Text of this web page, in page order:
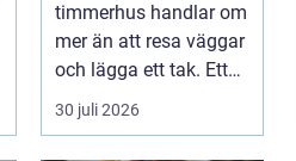
timmerhus handlar om
mer än att resa väggar
och lägga ett tak. Ett
timmerhus är ett lå...
30 juli 2026